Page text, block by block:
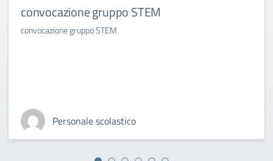
convocazione gruppo STEM
convocazione gruppo STEM
Personale scolastico